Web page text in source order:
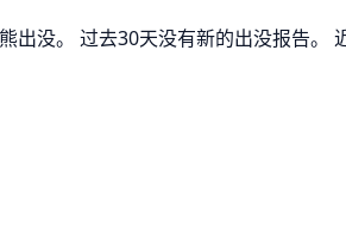
没。 过去30天没有新的出没报告。